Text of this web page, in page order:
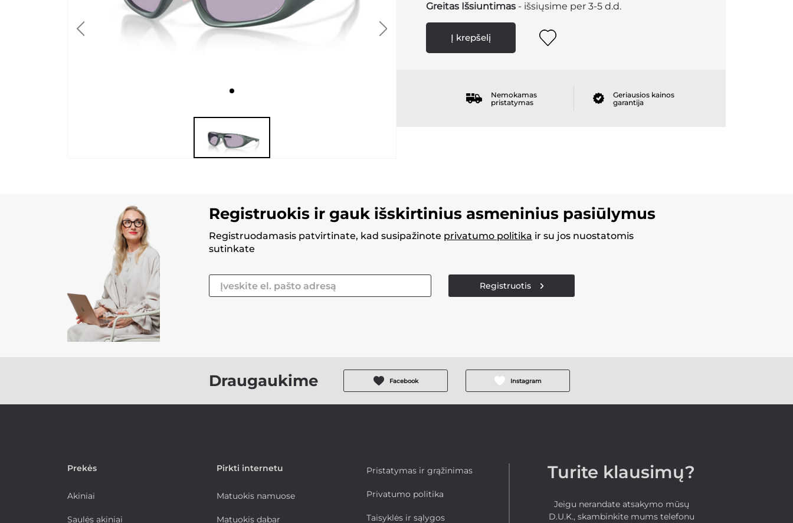
Greitas Išsiuntimas - išsiųsime per 3-5 d.d.
Į krepšelį
Nemokamas
pristatymas
Geriausios kainos
garantija
Registruokis ir gauk išskirtinius asmeninius pasiūlymus
Registruodamasis patvirtinate, kad susipažinote privatumo politika ir su jos nuostatomis
sutinkate
Registruotis
Draugaukime Facebook Instagram
Prekės
Akiniai
Saulės akiniai
Pirkti internetu
Matuokis namuose
Matuokis dabar
Pristatymas ir grąžinimas
Privatumo politika
Taisyklės ir sąlygos
Turite klausimų?
Jeigu nerandate atsakymo mūsų
D.U.K., skambinkite mums telefonu